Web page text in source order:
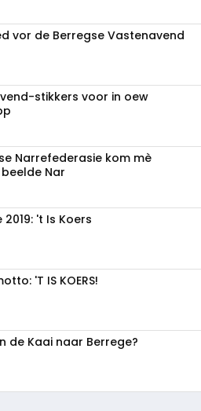
vor de Berregse Vastenavend
stikkers voor in oew
Narrefederasie kom mè
Nar
't Is Koers
'T IS KOERS!
de Kaai naar Berrege?